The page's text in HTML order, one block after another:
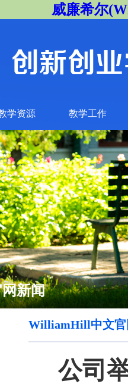
威廉希尔
学资源 教学工作
新闻
WilliamHill中文官
公司